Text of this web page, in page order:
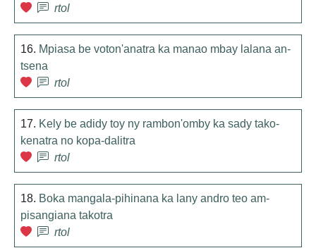
rtol
16. Mpiasa be voton'anatra ka manao mbay lalana an-
tsena
rtol
17. Kely be adidy toy ny rambon'omby ka sady tako-
kenatra no kopa-dalitra
rtol
18. Boka mangala-pihinana ka lany andro teo am-
pisangiana takotra
rtol